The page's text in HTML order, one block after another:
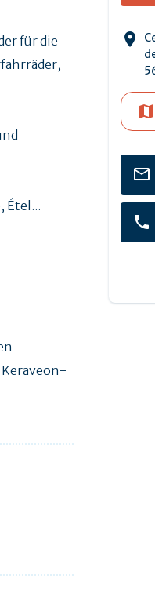
für die
Étel...